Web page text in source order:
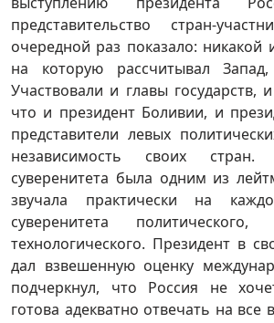
представительство стран-
очередной раз показало: никакой
на которую рассчитывал
Участвовали и главы государств,
что и президент Боливии, и
представители левых
независимость своих
суверенитета была одним из
звучала практически на
суверенитета политического,
технологического. Президент в
дал взвешенную оценку
подчеркнул, что Россия не
готова адекватно отвечать на